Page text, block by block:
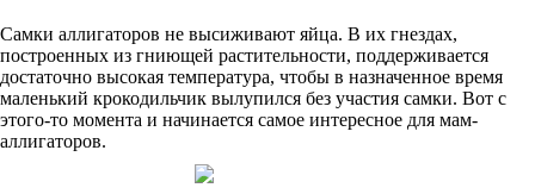
Самки аллигаторов не высиживают яйца. В их гнездах,
построенных из гниющей растительности, поддерживается
достаточно высокая температура, чтобы в назначенное время
маленький крокодильчик вылупился без участия самки. Вот с
этого-то момента и начинается самое интересное для мам-
аллигаторов.